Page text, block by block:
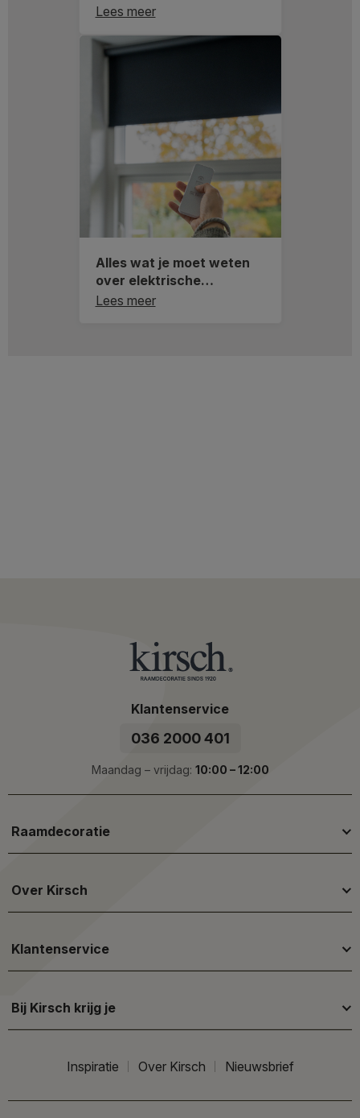
Lees meer
Alles wat je moet weten
over elektrische
raamdecoratie
Lees meer
Klantenservice
036 2000 401
Maandag – vrijdag: 10:00 – 12:00
Raamdecoratie
Over Kirsch
Klantenservice
Bij Kirsch krijg je
Inspiratie Over Kirsch Nieuwsbrief